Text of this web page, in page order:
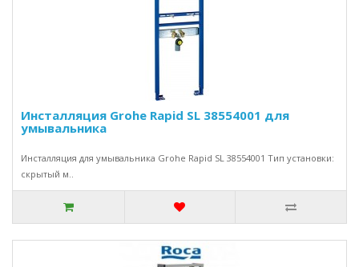
Инсталляция Grohe Rapid SL 38554001 для
умывальника
Инсталляция для умывальника Grohe Rapid SL 38554001 Тип установки:
скрытый м..